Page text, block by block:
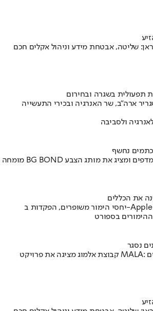
שליטה, אבטחת מידע וניהול אקלים חכם
תפעולית בשגרה ובחירום
ארה"ב, שר האנרגיה ובכירי התעשייה
ולסביבה
כתמים נחשף
בספורט
נסגר
קבוצת אלמוג מציגה את פרויקט MALA: מגדלי הפרימיום האחרונים